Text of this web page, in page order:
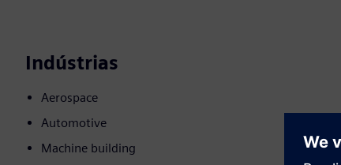
Indústrias
Aerospace
Automotive
Machine building